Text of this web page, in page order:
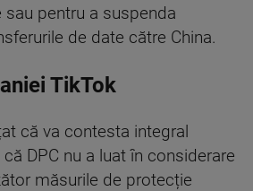
sau pentru a suspenda
de date către China.
TikTok
că va contesta integral
DPC nu a luat în considerare
măsurile de protecție